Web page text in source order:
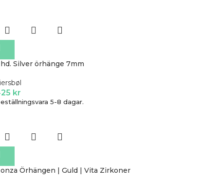
Silver örhänge 7mm
kr
5-8 dagar.
Örhängen | Guld | Vita Zirkoner